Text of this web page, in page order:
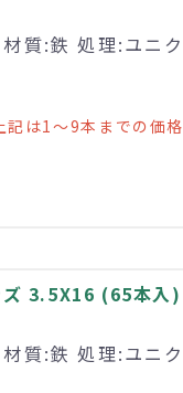
質:鉄 処理:ユニク
は1～9本までの価格
ズ 3.5X16 (65本入)
質:鉄 処理:ユニク